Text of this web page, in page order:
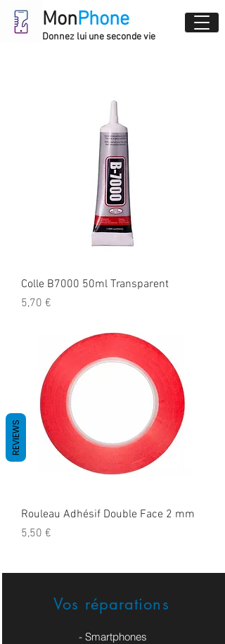
MonPhone
Donnez lui une seconde vie
Colle B7000 50ml Transparent
Prix
5,70 €
Rouleau Adhésif Double Face 2 mm
Prix
5,50 €
Vos réparations
- Smartphones
REVIEWS